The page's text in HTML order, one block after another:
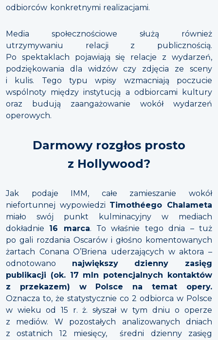
odbiorców konkretnymi realizacjami.
Media społecznościowe służą również
utrzymywaniu relacji z publicznością.
Po spektaklach pojawiają się relacje z wydarzeń,
podziękowania dla widzów czy zdjęcia ze sceny
i kulis. Tego typu wpisy wzmacniają poczucie
wspólnoty między instytucją a odbiorcami kultury
oraz budują zaangażowanie wokół wydarzeń
operowych.
Darmowy rozgłos prosto
z Hollywood?
Jak podaje IMM, całe zamieszanie wokół
niefortunnej wypowiedzi Timothéego Chalameta
miało swój punkt kulminacyjny w mediach
dokładnie 16 marca. To właśnie tego dnia – tuż
po gali rozdania Oscarów i głośno komentowanych
żartach Conana O’Briena uderzających w aktora –
odnotowano największy dzienny zasięg
publikacji (ok. 17 mln potencjalnych kontaktów
z przekazem) w Polsce na temat opery.
Oznacza to, że statystycznie co 2 odbiorca w Polsce
w wieku od 15 r. ż. słyszał w tym dniu o operze
z mediów. W pozostałych analizowanych dniach
z ostatnich 12 miesięcy, średni dzienny zasięg